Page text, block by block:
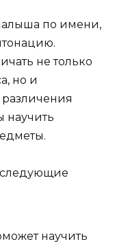
по имени,
не только
но и
научить
научить